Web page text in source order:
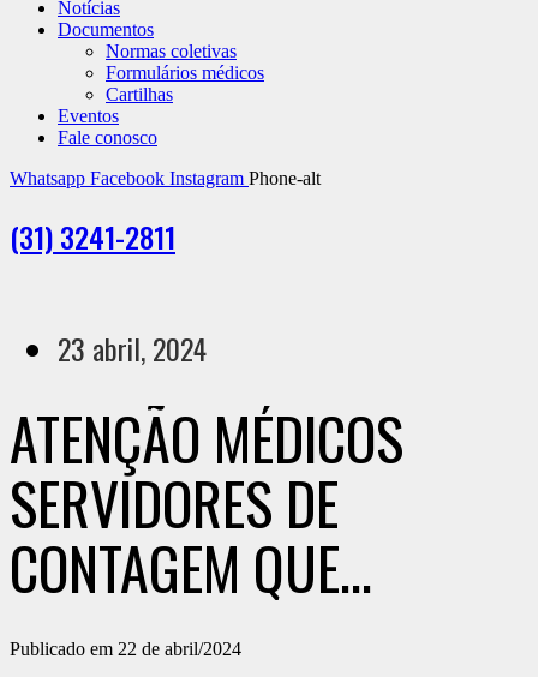
Notícias
Documentos
Normas coletivas
Formulários médicos
Cartilhas
Eventos
Fale conosco
Whatsapp Facebook Instagram Phone-alt
(31) 3241-2811
23 abril, 2024
ATENÇÃO MÉDICOS
SERVIDORES DE
CONTAGEM QUE
POSSUEM A CARREIRA
Publicado em 22 de abril/2024